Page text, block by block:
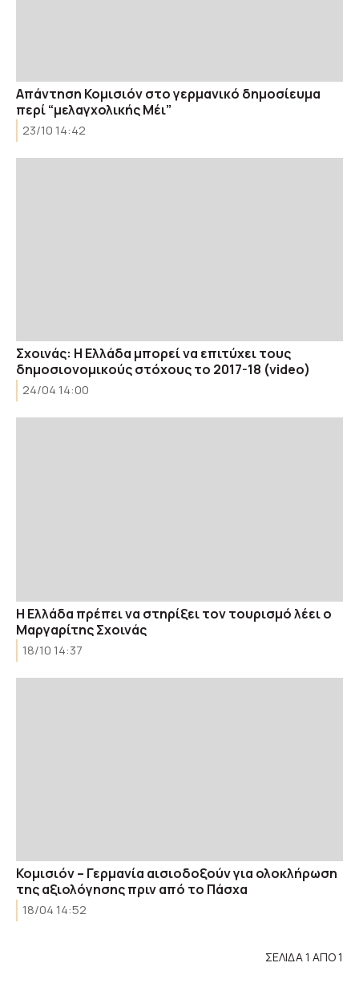
Απάντηση Κομισιόν στο γερμανικό δημοσίευμα
περί “μελαγχολικής Μέι”
23/10 14:42
Σχοινάς: H Ελλάδα μπορεί να επιτύχει τους
δημοσιονομικούς στόχους το 2017-18 (video)
24/04 14:00
Η Ελλάδα πρέπει να στηρίξει τον τουρισμό λέει ο
Μαργαρίτης Σχοινάς
18/10 14:37
Κομισιόν – Γερμανία αισιοδοξούν για ολοκλήρωση
της αξιολόγησης πριν από το Πάσχα
18/04 14:52
ΣΕΛΙΔΑ 1 ΑΠΟ 1